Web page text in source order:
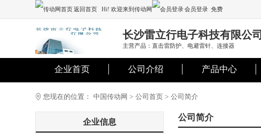
返回首页 Hi! 欢迎来到传动网 会员登录 免费
注册 长沙雷立行电子科技有限公司
主营产品：直击雷防护、电避雷针、连接器
企业首页 公司介绍 产品中心
您现在的位置： 中国传动网 > 公司首页 > 公司简介
企业信息 公司简介